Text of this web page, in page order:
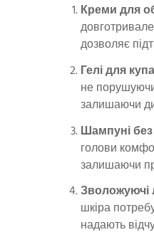
Креми для
дозволяє
Гелі для
не
залишаючи
Шампуні без
голови
залишаючи
Зволожуючі
шкіра
надають